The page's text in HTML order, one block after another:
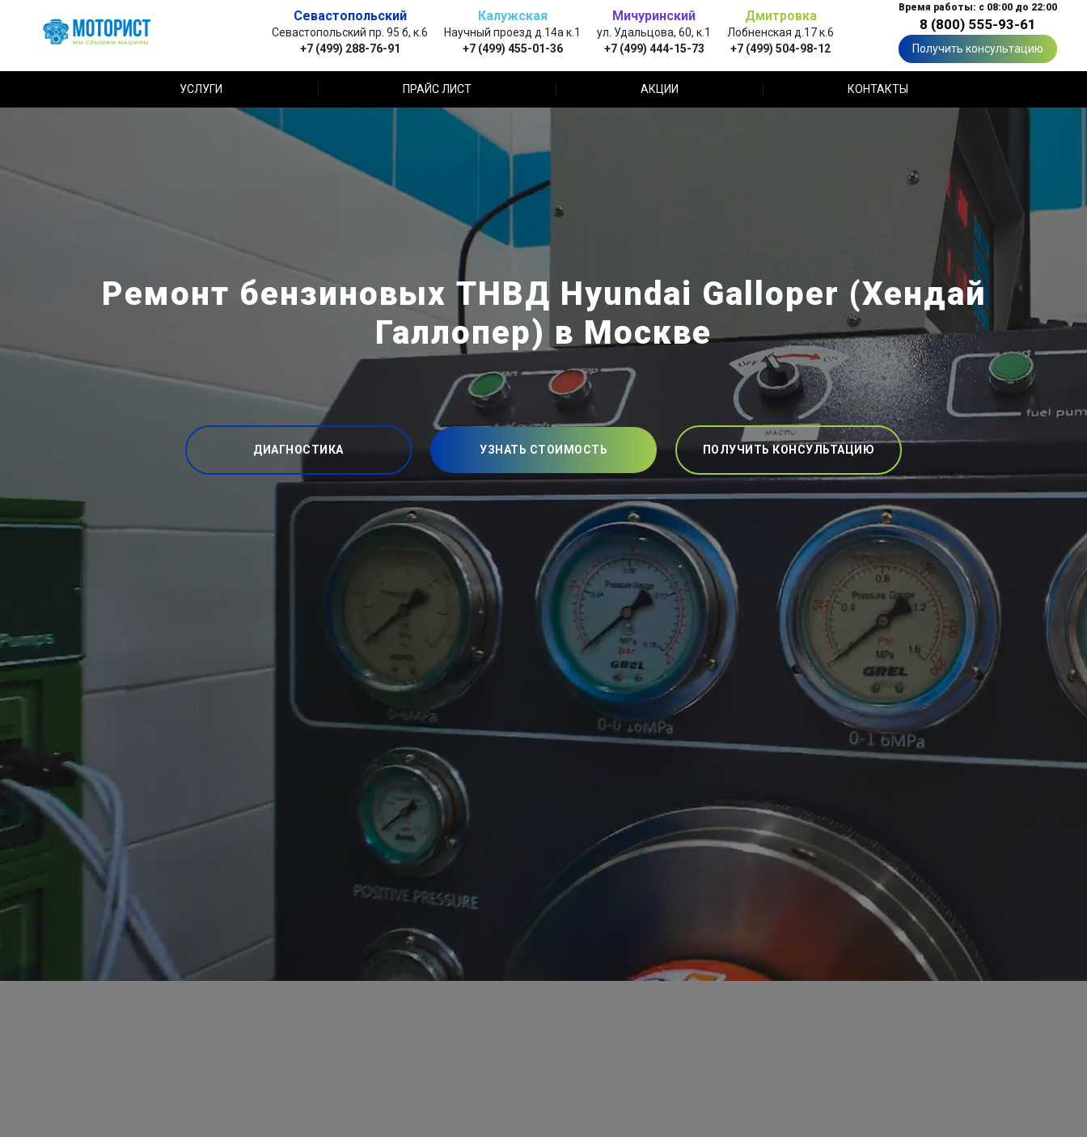
Севастопольский
Севастопольский пр. 95 б, к.6
+7 (499) 288-76-91
Калужская
Научный проезд д.14а к.1
+7 (499) 455-01-36
Мичуринский
ул. Удальцова, 60, к.1
+7 (499) 444-15-73
Дмитровка
Лобненская д.17 к.6
+7 (499) 504-98-12
Время работы: с 08:00 до 22:00
8 (800) 555-93-61
Получить консультацию
УСЛУГИ ПРАЙС ЛИСТ АКЦИИ КОНТАКТЫ
Ремонт бензиновых ТНВД Hyundai Galloper (Хендай
Галлопер) в Москве
ДИАГНОСТИКА УЗНАТЬ СТОИМОСТЬ ПОЛУЧИТЬ КОНСУЛЬТАЦИЮ